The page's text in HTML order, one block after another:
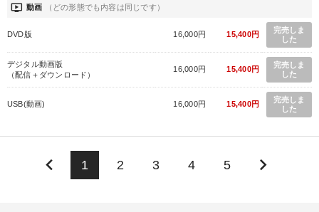
ondemand_video 動画 （どの形態でも内容は同じです）
DVD版 16,000円 15,400円
完売しま
した
デジタル動画版
（配信＋ダウンロード）
16,000円 15,400円
完売しま
した
USB(動画) 16,000円 15,400円
完売しま
した
keyboard_arrow_left 1 2 3 4 5 keyboard_arrow_right